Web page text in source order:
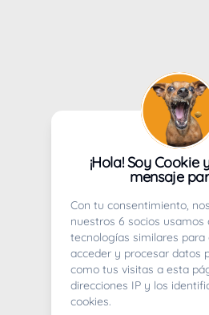
¡Hola! Soy Cookie
mensaje
Con tu consentimiento,
nuestros 6 socios usamos
tecnologías similares para
acceder y procesar datos
como tus visitas a esta
direcciones IP y los
cookies.